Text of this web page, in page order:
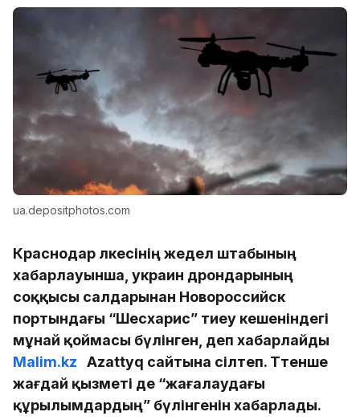
ua.depositphotos.com
Краснодар өлкесінің жедел штабының
хабарлауынша, украин дрондарының
соққысы салдарынан Новороссийск
портындағы “Шесхарис” тиеу кешеніндегі
мұнай қоймасы бүлінген, деп хабарлайды
Malim.kz
Azattyq сайтына сілтеп. Төтенше
жағдай қызметі де “жағалаудағы
құрылымдардың” бүлінгенін хабарлады.